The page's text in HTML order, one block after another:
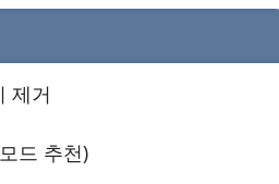
제거
드 추천)